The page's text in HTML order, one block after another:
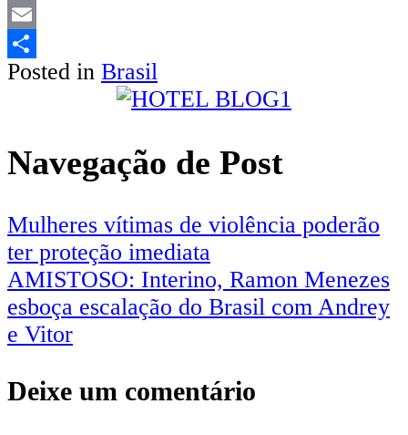
LinkedIn
Email
Share
Posted in Brasil
Navegação de Post
Mulheres vítimas de violência poderão
ter proteção imediata
AMISTOSO: Interino, Ramon Menezes
esboça escalação do Brasil com Andrey
e Vitor
Deixe um comentário